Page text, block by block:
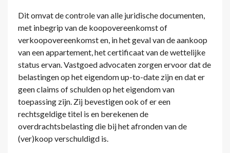
Dit omvat de controle van alle juridische documenten,
met inbegrip van de koopovereenkomst of
verkoopovereenkomst en, in het geval van de aankoop
van een appartement, het certificaat van de wettelijke
status ervan. Vastgoed advocaten zorgen ervoor dat de
belastingen op het eigendom up-to-date zijn en dat er
geen claims of schulden op het eigendom van
toepassing zijn. Zij bevestigen ook of er een
rechtsgeldige titel is en berekenen de
overdrachtsbelasting die bij het afronden van de
(ver)koop verschuldigd is.